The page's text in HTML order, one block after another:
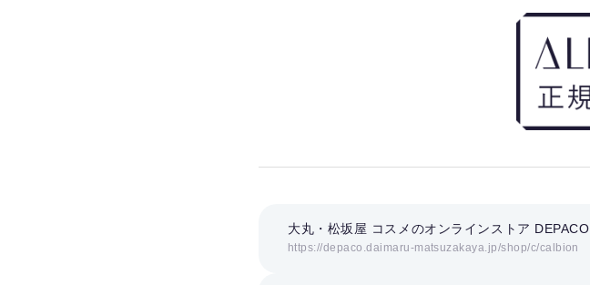
大丸・松坂屋 コスメのオンラインストア DEPACO
https://depaco.daimaru-matsuzakaya.jp/shop/c/calbion